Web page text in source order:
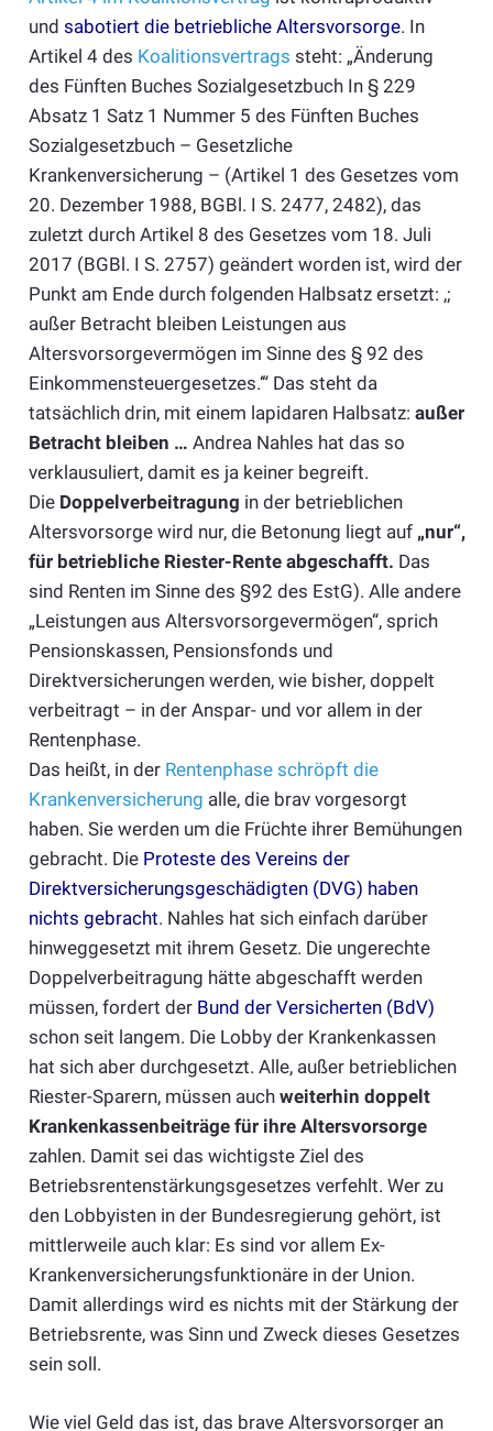
und sabotiert die betriebliche Altersvorsorge. In
Artikel 4 des Koalitionsvertrags steht: „Änderung
des Fünften Buches Sozialgesetzbuch In § 229
Absatz 1 Satz 1 Nummer 5 des Fünften Buches
Sozialgesetzbuch – Gesetzliche
Krankenversicherung – (Artikel 1 des Gesetzes vom
20. Dezember 1988, BGBl. I S. 2477, 2482), das
zuletzt durch Artikel 8 des Gesetzes vom 18. Juli
2017 (BGBl. I S. 2757) geändert worden ist, wird der
Punkt am Ende durch folgenden Halbsatz ersetzt: ,;
außer Betracht bleiben Leistungen aus
Altersvorsorgevermögen im Sinne des § 92 des
Einkommensteuergesetzes.‘“ Das steht da
tatsächlich drin, mit einem lapidaren Halbsatz: außer
Betracht bleiben … Andrea Nahles hat das so
verklausuliert, damit es ja keiner begreift.
Die Doppelverbeitragung in der betrieblichen
Altersvorsorge wird nur, die Betonung liegt auf „nur“,
für betriebliche Riester-Rente abgeschafft. Das
sind Renten im Sinne des §92 des EstG). Alle andere
„Leistungen aus Altersvorsorgevermögen“, sprich
Pensionskassen, Pensionsfonds und
Direktversicherungen werden, wie bisher, doppelt
verbeitragt – in der Anspar- und vor allem in der
Rentenphase.
Das heißt, in der Rentenphase schröpft die
Krankenversicherung alle, die brav vorgesorgt
haben. Sie werden um die Früchte ihrer Bemühungen
gebracht. Die Proteste des Vereins der
Direktversicherungsgeschädigten (DVG) haben
nichts gebracht. Nahles hat sich einfach darüber
hinweggesetzt mit ihrem Gesetz. Die ungerechte
Doppelverbeitragung hätte abgeschafft werden
müssen, fordert der Bund der Versicherten (BdV)
schon seit langem. Die Lobby der Krankenkassen
hat sich aber durchgesetzt. Alle, außer betrieblichen
Riester-Sparern, müssen auch weiterhin doppelt
Krankenkassenbeiträge für ihre Altersvorsorge
zahlen. Damit sei das wichtigste Ziel des
Betriebsrentenstärkungsgesetzes verfehlt. Wer zu
den Lobbyisten in der Bundesregierung gehört, ist
mittlerweile auch klar: Es sind vor allem Ex-
Krankenversicherungsfunktionäre in der Union.
Damit allerdings wird es nichts mit der Stärkung der
Betriebsrente, was Sinn und Zweck dieses Gesetzes
sein soll.
Wie viel Geld das ist, das brave Altersvorsorger an